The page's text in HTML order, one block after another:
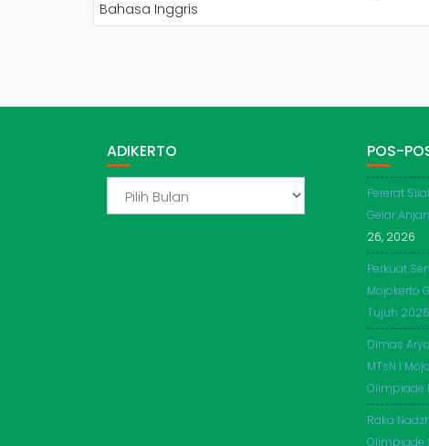
Bahasa Inggris
ADIKERTO POS-
Pererat
Gelar
26, 2026
Perkuat
Mojokerto
Tujuh 2026
Dimas
MTsN 1
Olimpiade
Raka
Olimpiade